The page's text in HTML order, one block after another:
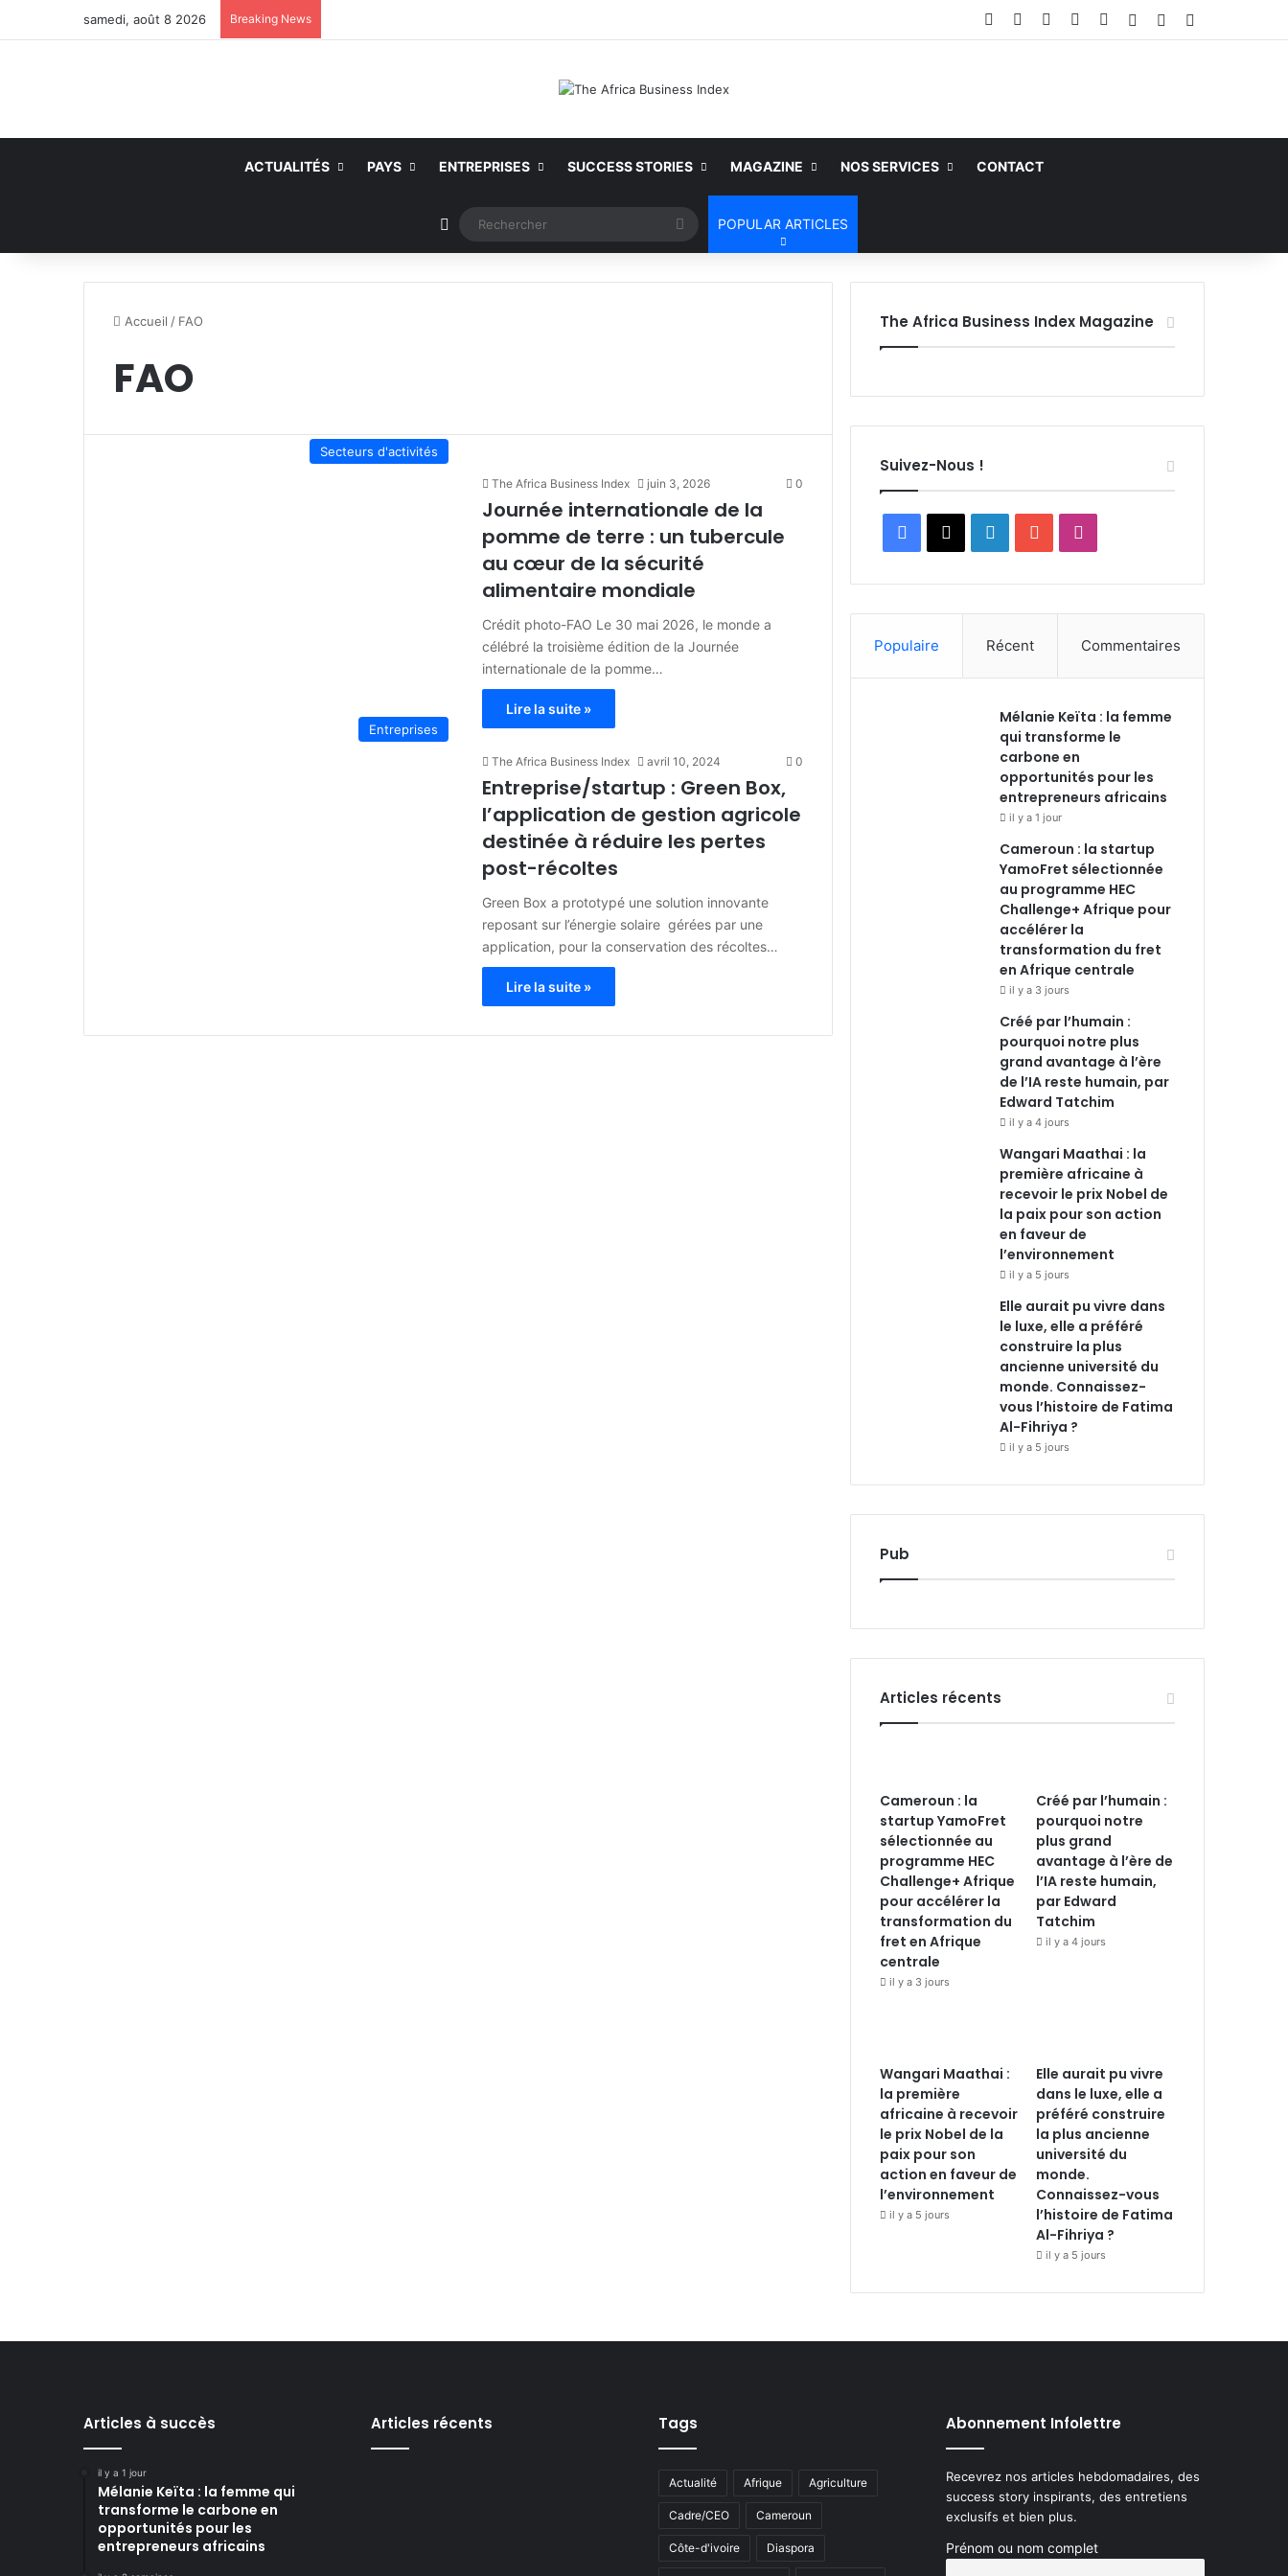
samedi, août 8 2026 Breaking News Facebook LinkedinYouTubeInstagramArticle Aléatoire
Sidebar (barre
ACTUALITÉS PAYS ENTREPRISES SUCCESS STORIES MAGAZINE NOS SERVICES CONTACT
Article Aléatoire Rechercher
POPULAR ARTICLES
Accueil / FAO
FAO
Secteurs d'activités
The Africa Business Index juin 3, 2026 0
Journée internationale de la
pomme de terre : un tubercule
au cœur de la sécurité
alimentaire mondiale
Crédit photo-FAO Le 30 mai 2026, le monde a
célébré la troisième édition de la Journée
internationale de la pomme…
Lire la suite »
Entreprises
The Africa Business Index avril 10, 2024 0
Entreprise/startup : Green Box,
l’application de gestion agricole
destinée à réduire les pertes
post-récoltes
Green Box a prototypé une solution innovante
reposant sur l’énergie solaire gérées par une
application, pour la conservation des récoltes…
Lire la suite »
The Africa Business Index Magazine
Suivez-Nous !
c
e
n
k
d
n
u
b
e
s
t
g
a
m
Populaire Récent Commentaires
Mélanie Keïta : la femme
qui transforme le
carbone en
opportunités pour les
entrepreneurs africains
il y a 1 jour
Cameroun : la startup
YamoFret sélectionnée
au programme HEC
Challenge+ Afrique pour
accélérer la
transformation du fret
en Afrique centrale
il y a 3 jours
Créé par l’humain :
pourquoi notre plus
grand avantage à l’ère
de l’IA reste humain, par
Edward Tatchim
il y a 4 jours
Wangari Maathai : la
première africaine à
recevoir le prix Nobel de
la paix pour son action
en faveur de
l’environnement
il y a 5 jours
Elle aurait pu vivre dans
le luxe, elle a préféré
construire la plus
ancienne université du
monde. Connaissez-
vous l’histoire de Fatima
Al-Fihriya ?
il y a 5 jours
Pub
Articles récents
Cameroun : la
startup YamoFret
sélectionnée au
programme HEC
Challenge+ Afrique
pour accélérer la
transformation du
fret en Afrique
centrale
il y a 3 jours
Créé par l’humain :
pourquoi notre
plus grand
avantage à l’ère de
l’IA reste humain,
par Edward
Tatchim
il y a 4 jours
Wangari Maathai :
la première
africaine à recevoir
le prix Nobel de la
paix pour son
action en faveur de
l’environnement
il y a 5 jours
Elle aurait pu vivre
dans le luxe, elle a
préféré construire
la plus ancienne
université du
monde.
Connaissez-vous
l’histoire de Fatima
Al-Fihriya ?
il y a 5 jours
Articles à succès
il y a 1 jour
Mélanie Keïta : la femme qui
transforme le carbone en
opportunités pour les
entrepreneurs africains
Articles récents Tags
Actualité Afrique Agriculture
Cadre/CEO Cameroun
Côte-d'ivoire Diaspora
Abonnement Infolettre
Recevrez nos articles hebdomadaires, des
success story inspirants, des entretiens
exclusifs et bien plus.
Prénom ou nom complet